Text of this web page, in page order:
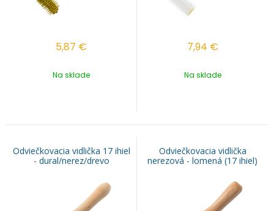
5,87 €
Na sklade
7,94 €
Na sklade
Odviečkovacia vidlička 17 ihiel
- dural/nerez/drevo
Odviečkovacia vidlička
nerezová - lomená (17 ihiel)